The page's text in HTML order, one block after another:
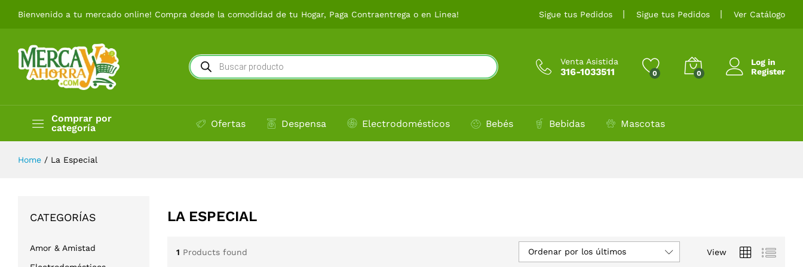
Bienvenido a tu mercado online! Compra desde la comodidad de tu Hogar, Paga Contraentrega o en Linea! Sigue tus Pedidos Sigue tus Pedidos Ver Catálogo
Búsqueda
de
productos
Venta Asistida
316-1033511 0 0
Log in
Register
Comprar por
categoría
Dulces
Ofertas Despensa Electrodomésticos Bebés Bebidas Mascotas
Home / La Especial
LA ESPECIAL
1 Products found View
Ordenar por los últimos
CATEGORÍAS
Amor & Amistad